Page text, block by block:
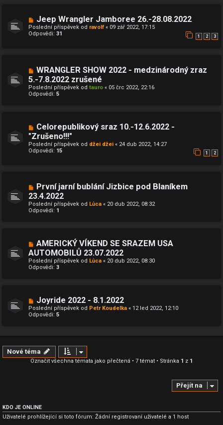
Jeep Wrangler Jamboree 26.-28.08.2022
Poslední příspěvek od ravolf « 09 zář 2022, 17:15
Odpovědi: 31 1 2 3
WRANGLER SHOW 2022 - medzinárodný zraz
5.-7.8.2022 zrušené
Poslední příspěvek od tauro « 05 črc 2022, 22:16
Odpovědi: 5
Celorepublikový sraz 10.-12.6.2022 -
"Zrušeno!!!"
Poslední příspěvek od džei džei « 24 dub 2022, 14:27
Odpovědi: 15 1 2
První jarní bublání Jizbice pod Blaníkem
23.4.2022
Poslední příspěvek od Lůca « 20 dub 2022, 08:32
Odpovědi: 1
AMERICKÝ VÍKEND SE SRAZEM USA
AUTOMOBILŮ 23.07.2022
Poslední příspěvek od Lůca « 20 dub 2022, 08:30
Odpovědi: 3
Joyride 2022 - 8.1.2022
Poslední příspěvek od Petr Koudelka « 12 led 2022, 12:10
Odpovědi: 5
Nové téma
Označit všechna témata jako přečtená • 7 témat • Stránka 1 z 1
Přejít na
KDO JE ONLINE
Uživatelé prohlížející si toto fórum: Žádní registrovaní uživatelé a 1 host